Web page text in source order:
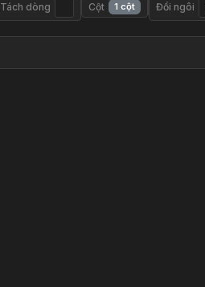
Tách dòng Cột 1 cột Đổi ngôi